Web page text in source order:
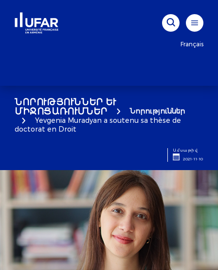
Français
ՆՈՐՈՒԹՅՈՒՆՆԵՐ ԵՒ Մ
ԻՋՈՑԱՌՈՒՄՆԵՐ
Նորություններ
Yevgenia Muradyan a soutenu sa thèse de
doctorat en Droit
Ամսաթիվ
2021-11-10